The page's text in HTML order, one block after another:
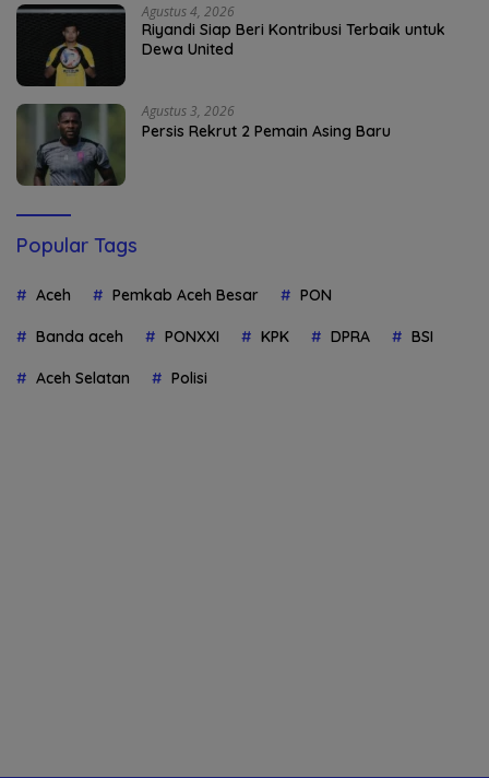
Agustus 4, 2026
Riyandi Siap Beri Kontribusi Terbaik untuk
Dewa United
Agustus 3, 2026
Persis Rekrut 2 Pemain Asing Baru
Popular Tags
Aceh Pemkab Aceh Besar PON
Banda aceh PONXXI KPK DPRA BSI
Aceh Selatan Polisi